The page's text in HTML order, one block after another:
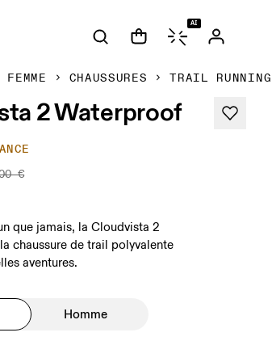
AI
FEMME CHAUSSURES TRAIL RUNNING
2 Waterproof
€
que jamais, la Cloudvista 2
chaussure de trail polyvalente
aventures.
Homme